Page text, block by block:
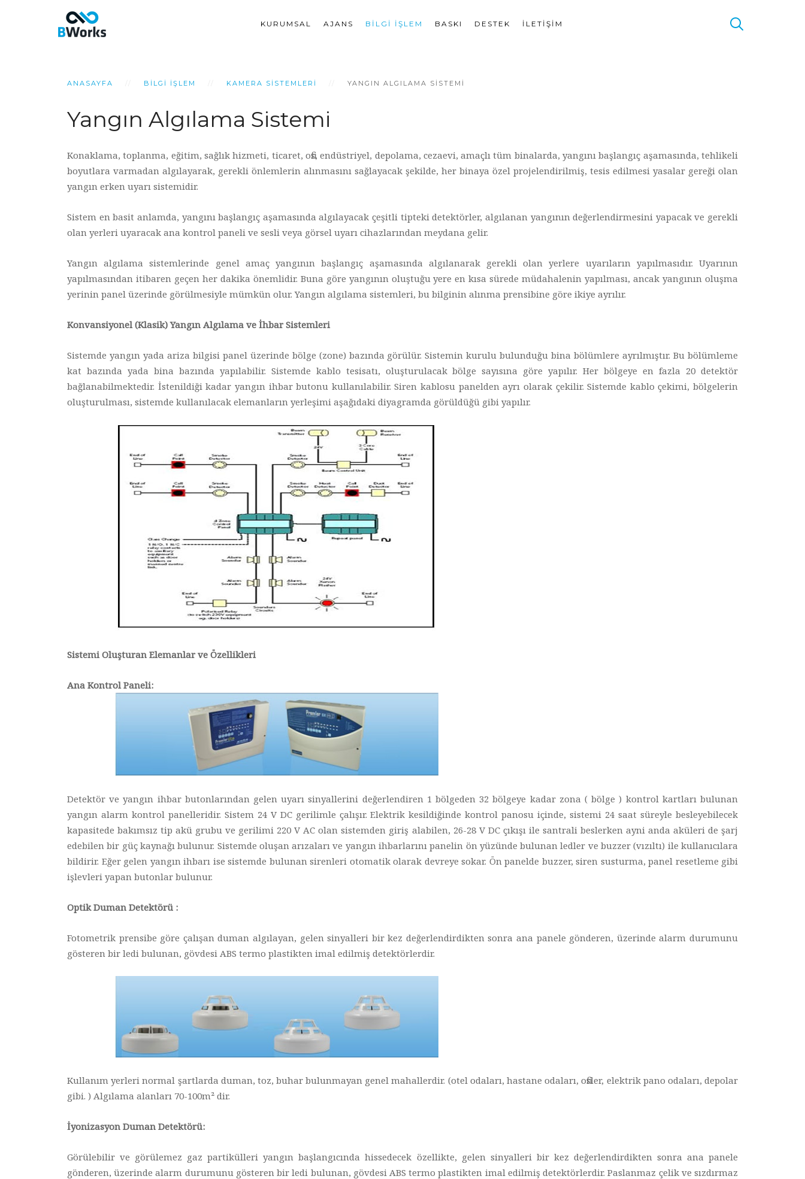
KURUMSAL AJANS BILGI İŞLEM BASKI DESTEK İLETIŞIM
ANASAYFA BILGI İŞLEM KAMERA SISTEMLERI YANGIN ALGILAMA SISTEMI
Yangın Algılama Sistemi
Konaklama, toplanma, eğitim, sağlık hizmeti, ticaret, ofis, endüstriyel, depolama, cezaevi, amaçlı tüm binalarda, yangını başlangıç aşamasında, tehlikeli
boyutlara varmadan algılayarak, gerekli önlemlerin alınmasını sağlayacak şekilde, her binaya özel projelendirilmiş, tesis edilmesi yasalar gereği olan
yangın erken uyarı sistemidir.
Sistem en basit anlamda, yangını başlangıç aşamasında algılayacak çeşitli tipteki detektörler, algılanan yangının değerlendirmesini yapacak ve gerekli
olan yerleri uyaracak ana kontrol paneli ve sesli veya görsel uyarı cihazlarından meydana gelir.
Yangın algılama sistemlerinde genel amaç yangının başlangıç aşamasında algılanarak gerekli olan yerlere uyarıların yapılmasıdır. Uyarının
yapılmasından itibaren geçen her dakika önemlidir. Buna göre yangının oluştuğu yere en kısa sürede müdahalenin yapılması, ancak yangının oluşma
yerinin panel üzerinde görülmesiyle mümkün olur. Yangın algılama sistemleri, bu bilginin alınma prensibine göre ikiye ayrılır.
Konvansiyonel (Klasik) Yangın Algılama ve İhbar Sistemleri
Sistemde yangın yada ariza bilgisi panel üzerinde bölge (zone) bazında görülür. Sistemin kurulu bulunduğu bina bölümlere ayrılmıştır. Bu bölümleme
kat bazında yada bina bazında yapılabilir. Sistemde kablo tesisatı, oluşturulacak bölge sayısına göre yapılır. Her bölgeye en fazla 20 detektör
bağlanabilmektedir. İstenildiği kadar yangın ihbar butonu kullanılabilir. Siren kablosu panelden ayrı olarak çekilir. Sistemde kablo çekimi, bölgelerin
oluşturulması, sistemde kullanılacak elemanların yerleşimi aşağıdaki diyagramda görüldüğü gibi yapılır.
Sistemi Oluşturan Elemanlar ve Özellikleri
Ana Kontrol Paneli:
Detektör ve yangın ihbar butonlarından gelen uyarı sinyallerini değerlendiren 1 bölgeden 32 bölgeye kadar zona ( bölge ) kontrol kartları bulunan
yangın alarm kontrol panelleridir. Sistem 24 V DC gerilimle çalışır. Elektrik kesildiğinde kontrol panosu içinde, sistemi 24 saat süreyle besleyebilecek
kapasitede bakımsız tip akü grubu ve gerilimi 220 V AC olan sistemden giriş alabilen, 26-28 V DC çıkışı ile santrali beslerken ayni anda aküleri de şarj
edebilen bir güç kaynağı bulunur. Sistemde oluşan arızaları ve yangın ihbarlarını panelin ön yüzünde bulunan ledler ve buzzer (vızıltı) ile kullanıcılara
bildirir. Eğer gelen yangın ihbarı ise sistemde bulunan sirenleri otomatik olarak devreye sokar. Ön panelde buzzer, siren susturma, panel resetleme gibi
işlevleri yapan butonlar bulunur.
Optik Duman Detektörü :
Fotometrik prensibe göre çalışan duman algılayan, gelen sinyalleri bir kez değerlendirdikten sonra ana panele gönderen, üzerinde alarm durumunu
gösteren bir ledi bulunan, gövdesi ABS termo plastikten imal edilmiş detektörlerdir.
Kullanım yerleri normal şartlarda duman, toz, buhar bulunmayan genel mahallerdir. (otel odaları, hastane odaları, ofisler, elektrik pano odaları, depolar
gibi. ) Algılama alanları 70-100m² dir.
İyonizasyon Duman Detektörü:
Görülebilir ve görülemez gaz partikülleri yangın başlangıcında hissedecek özellikte, gelen sinyalleri bir kez değerlendirdikten sonra ana panele
gönderen, üzerinde alarm durumunu gösteren bir ledi bulunan, gövdesi ABS termo plastikten imal edilmiş detektörlerdir. Paslanmaz çelik ve sızdırmaz